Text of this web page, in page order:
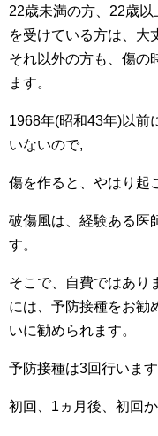
22歳未満の方、22歳
を受けている方は、大
それ以外の方も、傷の
ます。
1968年(昭和43年)以前
いないので,
傷を作ると、やはり起
破傷風は、経験ある医
す。
そこで、自費ではあり
には、予防接種をお勧
いに勧められます。
予防接種は3回行います
初回、1ヵ月後、初回